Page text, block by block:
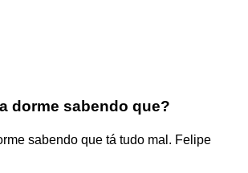
dorme sabendo que?
sabendo que tá tudo mal. Felipe